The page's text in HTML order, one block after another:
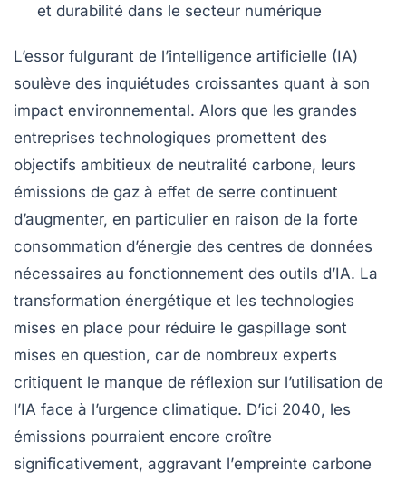
et durabilité dans le secteur numérique
L’essor fulgurant de l’intelligence artificielle (IA)
soulève des inquiétudes croissantes quant à son
impact environnemental. Alors que les grandes
entreprises technologiques promettent des
objectifs ambitieux de neutralité carbone, leurs
émissions de gaz à effet de serre continuent
d’augmenter, en particulier en raison de la forte
consommation d’énergie des centres de données
nécessaires au fonctionnement des outils d’IA. La
transformation énergétique et les technologies
mises en place pour réduire le gaspillage sont
mises en question, car de nombreux experts
critiquent le manque de réflexion sur l’utilisation de
l’IA face à l’urgence climatique. D’ici 2040, les
émissions pourraient encore croître
significativement, aggravant l’empreinte carbone